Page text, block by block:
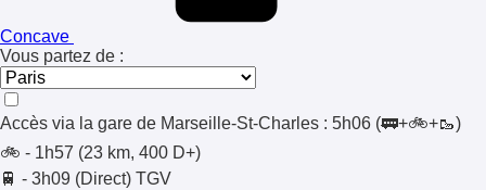
Concave
Vous partez de :
Accès via la gare de Marseille-St-Charles : 5h06 (🚃+🚲+🥾)
🚲 - 1h57 (23 km, 400 D+)
🚆 - 3h09 (Direct) TGV